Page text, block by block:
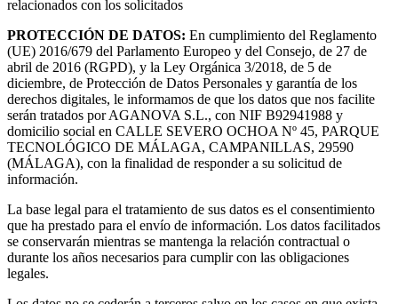
relacionados con los solicitados
PROTECCIÓN DE DATOS: En cumplimiento del Reglamento
(UE) 2016/679 del Parlamento Europeo y del Consejo, de 27 de
abril de 2016 (RGPD), y la Ley Orgánica 3/2018, de 5 de
diciembre, de Protección de Datos Personales y garantía de los
derechos digitales, le informamos de que los datos que nos facilite
serán tratados por AGANOVA S.L., con NIF B92941988 y
domicilio social en CALLE SEVERO OCHOA Nº 45, PARQUE
TECNOLÓGICO DE MÁLAGA, CAMPANILLAS, 29590
(MÁLAGA), con la finalidad de responder a su solicitud de
información.
La base legal para el tratamiento de sus datos es el consentimiento
que ha prestado para el envío de información. Los datos facilitados
se conservarán mientras se mantenga la relación contractual o
durante los años necesarios para cumplir con las obligaciones
legales.